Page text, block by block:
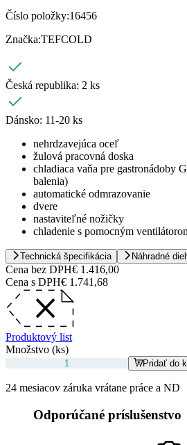
Číslo položky:16456
Značka:TEFCOLD
Česká republika: 2 ks
Dánsko: 11-20 ks
nehrdzavejúca oceľ
žulová pracovná doska
chladiaca vaňa pre gastronádoby
balenia)
automatické odmrazovanie
dvere
nastaviteľné nožičky
chladenie s pomocným
Technická špecifikácia Náhradné
Cena bez DPH€ 1.416,00
Cena s DPH€ 1.741,68
Produktový list
Množstvo (ks)
Pridať do
24 mesiacov záruka vrátane práce a ND
Odporúčané príslušenstvo